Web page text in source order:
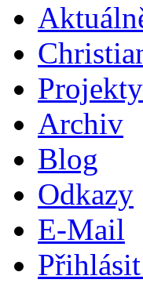
Projekty
Archiv
Blog
Odkazy
E-Mail